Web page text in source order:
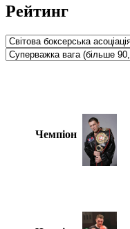
Рейтинг
Чемпіон